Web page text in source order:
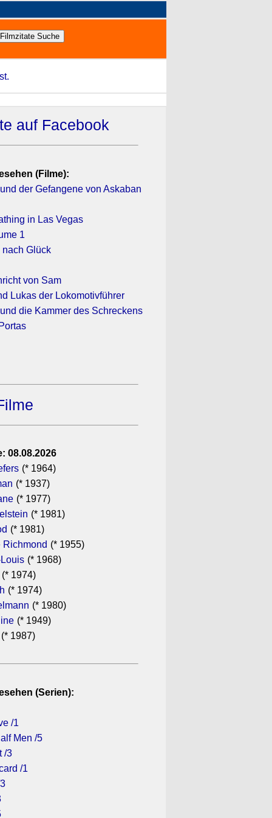
auf Facebook
(Filme):
der Gefangene von Askaban
in Las Vegas
1
Glück
von Sam
Lukas der Lokomotivführer
die Kammer des Schreckens
08.08.2026
(* 1964)
(* 1937)
(* 1977)
(* 1981)
(* 1981)
Richmond (* 1955)
(* 1968)
(* 1974)
(* 1974)
(* 1980)
(* 1949)
1987)
(Serien):
/1
Men /5
/3
/1